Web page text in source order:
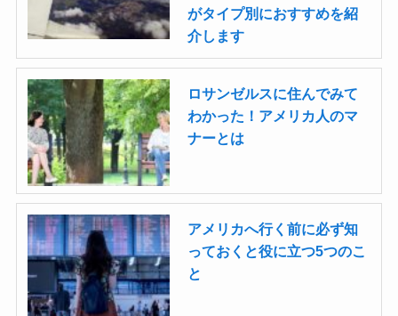
がタイプ別におすすめを紹
介します
ロサンゼルスに住んでみて
わかった！アメリカ人のマ
ナーとは
アメリカへ行く前に必ず知
っておくと役に立つ5つのこ
と